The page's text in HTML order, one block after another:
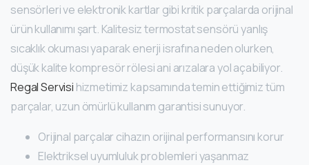
sensörleri ve elektronik kartlar gibi kritik parçalarda orijinal
ürün kullanımı şart. Kalitesiz termostat sensörü yanlış
sıcaklık okuması yaparak enerji israfına neden olurken,
düşük kalite kompresör rölesi ani arızalara yol açabiliyor.
Regal Servisi hizmetimiz kapsamında temin ettiğimiz tüm
parçalar, uzun ömürlü kullanım garantisi sunuyor.
Orijinal parçalar cihazın orijinal performansını korur
Elektriksel uyumluluk problemleri yaşanmaz